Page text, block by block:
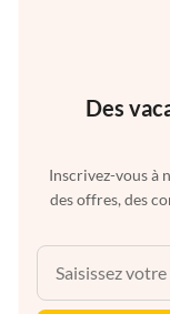
Des
Inscrivez-vous à
des offres, des